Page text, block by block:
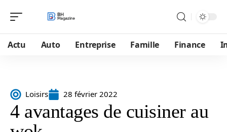
Actu Auto Entreprise Famille Finance
Loisirs 28 février 2022
4 avantages de cuisiner au